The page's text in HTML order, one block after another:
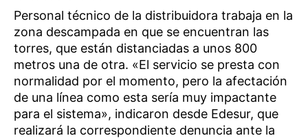
Personal técnico de la distribuidora trabaja en la
zona descampada en que se encuentran las
torres, que están distanciadas a unos 800
metros una de otra. «El servicio se presta con
normalidad por el momento, pero la afectación
de una línea como esta sería muy impactante
para el sistema», indicaron desde Edesur, que
realizará la correspondiente denuncia ante la